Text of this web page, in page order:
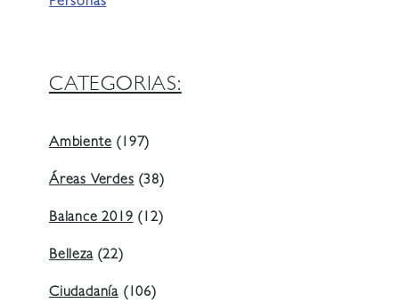
Personas
CATEGORIAS:
Ambiente(197)
Áreas Verdes(38)
Balance 2019(12)
Belleza(22)
Ciudadanía (106)